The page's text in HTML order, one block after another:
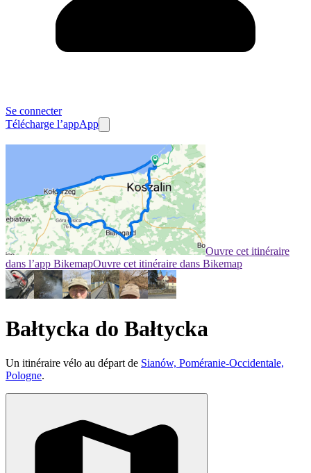
Se connecter
Télécharge l’appApp
Ouvre cet itinéraire
dans l’app BikemapOuvre cet itinéraire dans Bikemap
Bałtycka do Bałtycka
Un itinéraire vélo au départ de Sianów, Poméranie-Occidentale,
Pologne.